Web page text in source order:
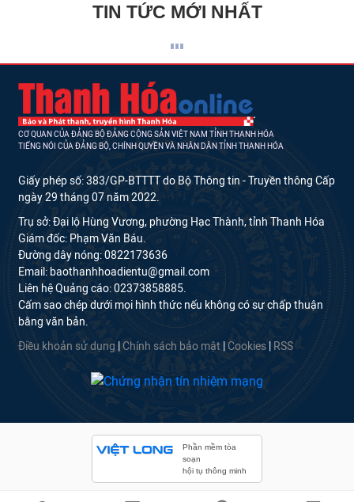
TIN TỨC MỚI NHẤT
CƠ QUAN CỦA ĐẢNG BỘ ĐẢNG CỘNG SẢN VIỆT NAM TỈNH THANH HÓA
TIẾNG NÓI CỦA ĐẢNG BỘ, CHÍNH QUYỀN VÀ NHÂN DÂN TỈNH THANH HÓA
Giấy phép số: 383/GP-BTTTT do Bộ Thông tin - Truyền thông Cấp
ngày 29 tháng 07 năm 2022.
Trụ sở: Đại lộ Hùng Vương, phường Hạc Thành, tỉnh Thanh Hóa
Giám đốc: Phạm Văn Báu.
Đường dây nóng: 0822173636
Email: baothanhhoadientu@gmail.com
Liên hệ Quảng cáo: 02373858885.
Cấm sao chép dưới mọi hình thức nếu không có sự chấp thuận
bằng văn bản.
Điều khoản sử dụng Chính sách bảo mật Cookies RSS
Phần mềm tòa
soạn
hội tụ thông minh